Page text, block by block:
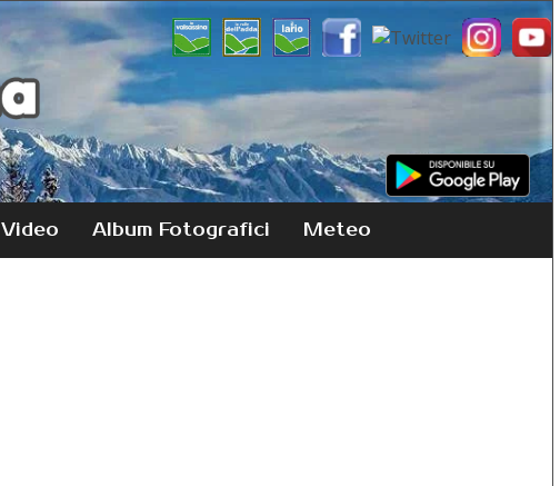
Video Album Fotografici Meteo